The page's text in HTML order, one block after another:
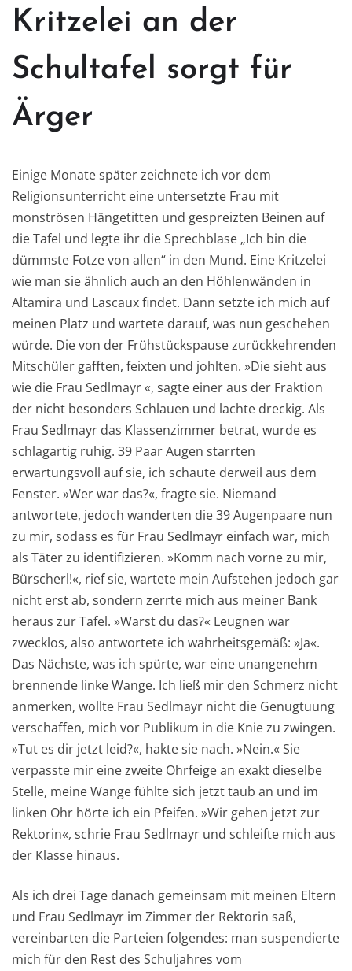
Kritzelei an der
Schultafel sorgt für
Ärger
Einige Monate später zeichnete ich vor dem
Religionsunterricht eine untersetzte Frau mit
monströsen Hängetitten und gespreizten Beinen auf
die Tafel und legte ihr die Sprechblase „Ich bin die
dümmste Fotze von allen“ in den Mund. Eine Kritzelei
wie man sie ähnlich auch an den Höhlenwänden in
Altamira und Lascaux findet. Dann setzte ich mich auf
meinen Platz und wartete darauf, was nun geschehen
würde. Die von der Frühstückspause zurückkehrenden
Mitschüler gafften, feixten und johlten. »Die sieht aus
wie die Frau Sedlmayr «, sagte einer aus der Fraktion
der nicht besonders Schlauen und lachte dreckig. Als
Frau Sedlmayr das Klassenzimmer betrat, wurde es
schlagartig ruhig. 39 Paar Augen starrten
erwartungsvoll auf sie, ich schaute derweil aus dem
Fenster. »Wer war das?«, fragte sie. Niemand
antwortete, jedoch wanderten die 39 Augenpaare nun
zu mir, sodass es für Frau Sedlmayr einfach war, mich
als Täter zu identifizieren. »Komm nach vorne zu mir,
Bürscherl!«, rief sie, wartete mein Aufstehen jedoch gar
nicht erst ab, sondern zerrte mich aus meiner Bank
heraus zur Tafel. »Warst du das?« Leugnen war
zwecklos, also antwortete ich wahrheitsgemäß: »Ja«.
Das Nächste, was ich spürte, war eine unangenehm
brennende linke Wange. Ich ließ mir den Schmerz nicht
anmerken, wollte Frau Sedlmayr nicht die Genugtuung
verschaffen, mich vor Publikum in die Knie zu zwingen.
»Tut es dir jetzt leid?«, hakte sie nach. »Nein.« Sie
verpasste mir eine zweite Ohrfeige an exakt dieselbe
Stelle, meine Wange fühlte sich jetzt taub an und im
linken Ohr hörte ich ein Pfeifen. »Wir gehen jetzt zur
Rektorin«, schrie Frau Sedlmayr und schleifte mich aus
der Klasse hinaus.
Als ich drei Tage danach gemeinsam mit meinen Eltern
und Frau Sedlmayr im Zimmer der Rektorin saß,
vereinbarten die Parteien folgendes: man suspendierte
mich für den Rest des Schuljahres vom